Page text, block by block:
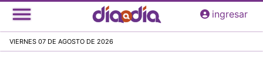
Pasar
al
principal
ingresar
VIERNES 07 DE AGOSTO DE 2026